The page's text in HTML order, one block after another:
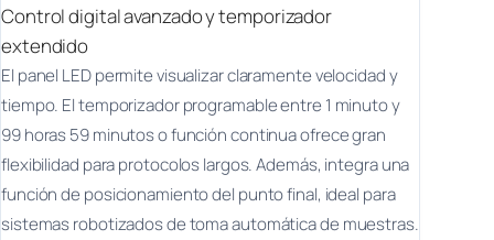
Control digital avanzado y temporizador
extendido
El panel LED permite visualizar claramente velocidad y
tiempo. El temporizador programable entre 1 minuto y
99 horas 59 minutos o función continua ofrece gran
flexibilidad para protocolos largos. Además, integra una
función de posicionamiento del punto final, ideal para
sistemas robotizados de toma automática de muestras.